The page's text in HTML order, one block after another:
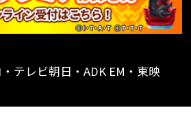
テレビ朝日・ADK EM・東映